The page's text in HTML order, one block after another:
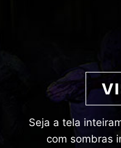
Seja a tela
com sombras